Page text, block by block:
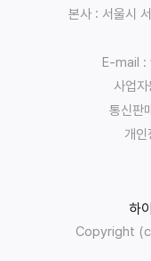
본사 : 서울시
E-mail
사업
통신판
개인
하
Copyright